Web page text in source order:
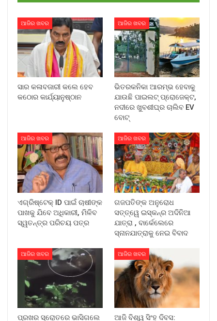
ଆଜିର ଖବର
ସାର କଳାବଜାରୀ କଲେ ହେବ
କଠୋର କାର୍ଯ୍ୟାନୁଷ୍ଠାନ
ଆଜିର ଖବର
ଭିତରକନିକା ଆରମ୍ଭ ହେବାକୁ
ଯାଉଛି ପାଇଲଟ୍ ପ୍ରୋଜେକ୍ଟ,
ନଦୀରେ ଖୁବଶୀଘ୍ର ଚାଲିବ EV
ବୋଟ୍
ଆଜିର ଖବର
ଏଗ୍ରିଷ୍ଟେକ୍ ID ପାଇଁ ଚାଷୀଙ୍କ
ପାଖକୁ ଯିବେ ଅଧିକାରୀ, ମିଳିବ
ସ୍ୱତନ୍ତ୍ର ପରିଚୟ ପତ୍ର
ଆଜିର ଖବର
ଗଜପତିଙ୍କ ଅନୁରୋଧ
ସତ୍ତ୍ୱେ ଇସ୍କନ୍‌ର ଅଦିନିଆ
ଯାତ୍ରା , ବାର୍କେଲେରେ
ସ୍ନାନଯାତ୍ରାକୁ ନେଇ ବିବାଦ
ଆଜିର ଖବର
ପ୍ରଖର ସ୍ରୋତରେ ଭାସିଗଲେ
ଆଜିର ଖବର
ଆଜି ବିଶ୍ୱ ସିଂହ ଦିବସ: